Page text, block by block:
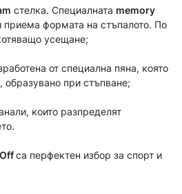
стелка. Специалната memory
приема формата на стъпалото. По
усещане;
от специална пяна, която
при стъпване;
които разпределят
са перфектен избор за спорт и